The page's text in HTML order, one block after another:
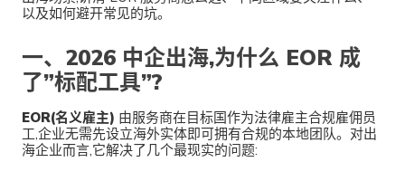
以及如何避开常见的坑。
一、2026 中企出海,为什么 EOR 成
了”标配工具”?
EOR(名义雇主) 由服务商在目标国作为法律雇主合规雇佣员
工,企业无需先设立海外实体即可拥有合规的本地团队。对出
海企业而言,它解决了几个最现实的问题: